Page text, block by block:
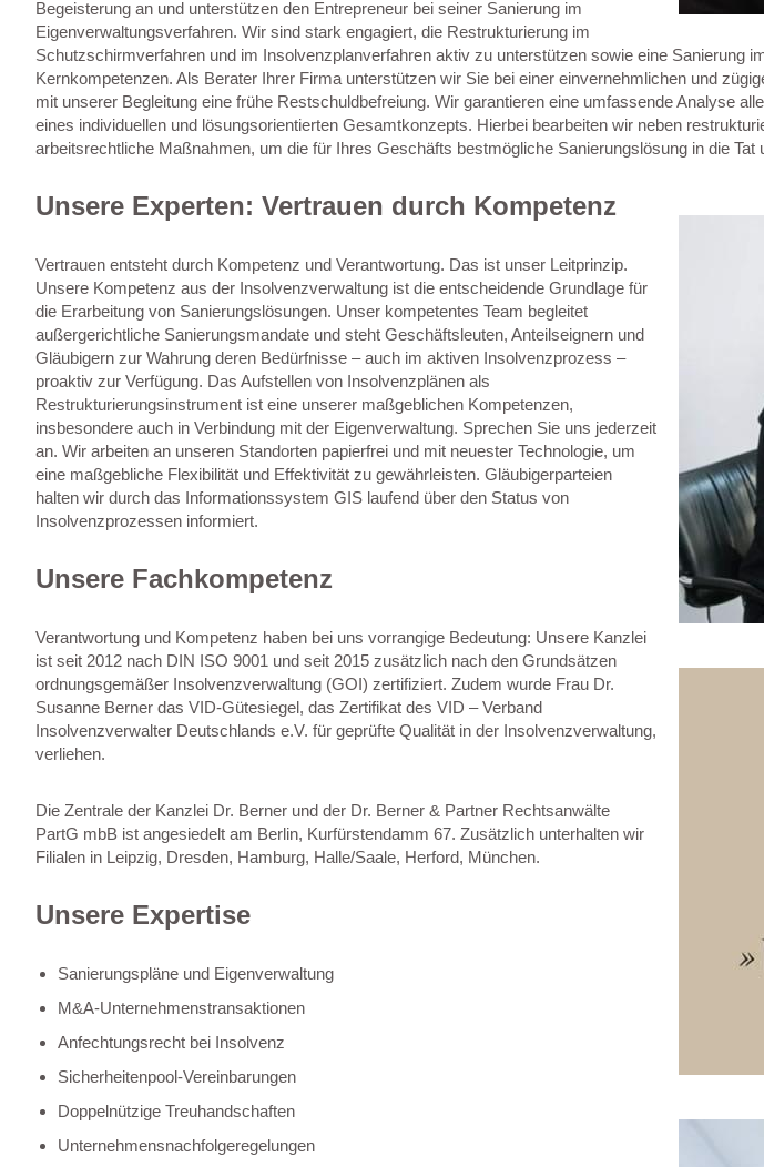
Begeisterung an und unterstützen den Entrepreneur bei seiner Sanierung im
Eigenverwaltungsverfahren. Wir sind stark engagiert, die Restrukturierung im
Schutzschirmverfahren und im Insolvenzplanverfahren aktiv zu unterstützen sowie eine
Kernkompetenzen. Als Berater Ihrer Firma unterstützen wir Sie bei einer einvernehmlichen und
mit unserer Begleitung eine frühe Restschuldbefreiung. Wir garantieren eine umfassende Analyse
eines individuellen und lösungsorientierten Gesamtkonzepts. Hierbei bearbeiten wir neben
arbeitsrechtliche Maßnahmen, um die für Ihres Geschäfts bestmögliche Sanierungslösung in die Tat
Unsere Experten: Vertrauen durch Kompetenz
Vertrauen entsteht durch Kompetenz und Verantwortung. Das ist unser Leitprinzip.
Unsere Kompetenz aus der Insolvenzverwaltung ist die entscheidende Grundlage für
die Erarbeitung von Sanierungslösungen. Unser kompetentes Team begleitet
außergerichtliche Sanierungsmandate und steht Geschäftsleuten, Anteilseignern und
Gläubigern zur Wahrung deren Bedürfnisse – auch im aktiven Insolvenzprozess –
proaktiv zur Verfügung. Das Aufstellen von Insolvenzplänen als
Restrukturierungsinstrument ist eine unserer maßgeblichen Kompetenzen,
insbesondere auch in Verbindung mit der Eigenverwaltung. Sprechen Sie uns jederzeit
an. Wir arbeiten an unseren Standorten papierfrei und mit neuester Technologie, um
eine maßgebliche Flexibilität und Effektivität zu gewährleisten. Gläubigerparteien
halten wir durch das Informationssystem GIS laufend über den Status von
Insolvenzprozessen informiert.
Unsere Fachkompetenz
Verantwortung und Kompetenz haben bei uns vorrangige Bedeutung: Unsere Kanzlei
ist seit 2012 nach DIN ISO 9001 und seit 2015 zusätzlich nach den Grundsätzen
ordnungsgemäßer Insolvenzverwaltung (GOI) zertifiziert. Zudem wurde Frau Dr.
Susanne Berner das VID-Gütesiegel, das Zertifikat des VID – Verband
Insolvenzverwalter Deutschlands e.V. für geprüfte Qualität in der Insolvenzverwaltung,
verliehen.
Die Zentrale der Kanzlei Dr. Berner und der Dr. Berner & Partner Rechtsanwälte
PartG mbB ist angesiedelt am Berlin, Kurfürstendamm 67. Zusätzlich unterhalten wir
Filialen in Leipzig, Dresden, Hamburg, Halle/Saale, Herford, München.
Unsere Expertise
Sanierungspläne und Eigenverwaltung
M&A-Unternehmenstransaktionen
Anfechtungsrecht bei Insolvenz
Sicherheitenpool-Vereinbarungen
Doppelnützige Treuhandschaften
Unternehmensnachfolgeregelungen